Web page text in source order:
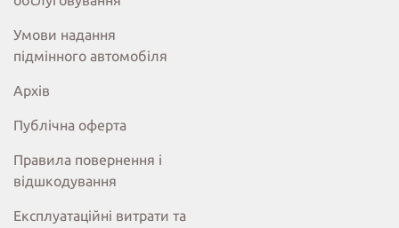
Умови надання
підмінного автомобіля
Архів
Публічна оферта
Правила повернення і
відшкодування
Експлуатаційні витрати та